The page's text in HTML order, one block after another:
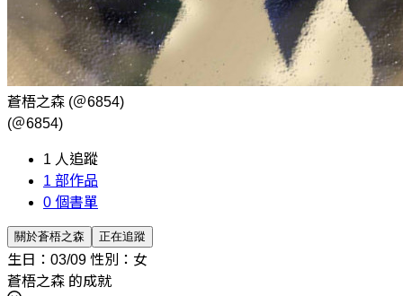
蒼梧之森 (＠6854)
(＠6854)
1 人追蹤
1 部作品
0 個書單
關於蒼梧之森 正在追蹤
生日：03/09 性別：女
蒼梧之森 的成就